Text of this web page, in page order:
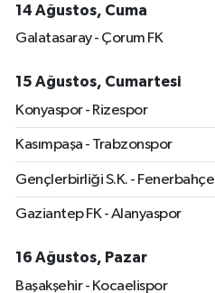
14 Ağustos, Cuma
Galatasaray - Çorum FK
15 Ağustos, Cumartesi
Konyaspor - Rizespor
Kasımpaşa - Trabzonspor
Gençlerbirliği S.K. - Fenerbahçe
Gaziantep FK - Alanyaspor
16 Ağustos, Pazar
Başakşehir - Kocaelispor